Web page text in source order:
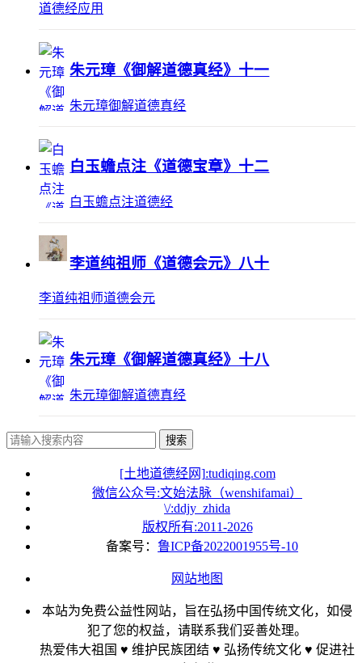
道德经应用
朱元璋《御解道德真经》十一
朱元璋御解道德真经
白玉蟾点注《道德宝章》十二
白玉蟾点注道德经
李道纯祖师《道德会元》八十
李道纯祖师道德会元
朱元璋《御解道德真经》十八
朱元璋御解道德真经
搜索
[土地道德经网]:tudiqing.com
微信公众号:文始法脉（wenshifamai）
\/:ddjy_zhida
版权所有:2011-2026
备案号： 鲁ICP备2022001955号-10
网站地图
本站为免费公益性网站，旨在弘扬中国传统文化，如侵
犯了您的权益，请联系我们妥善处理。
热爱伟大祖国 ♥ 维护民族团结 ♥ 弘扬传统文化 ♥ 促进社